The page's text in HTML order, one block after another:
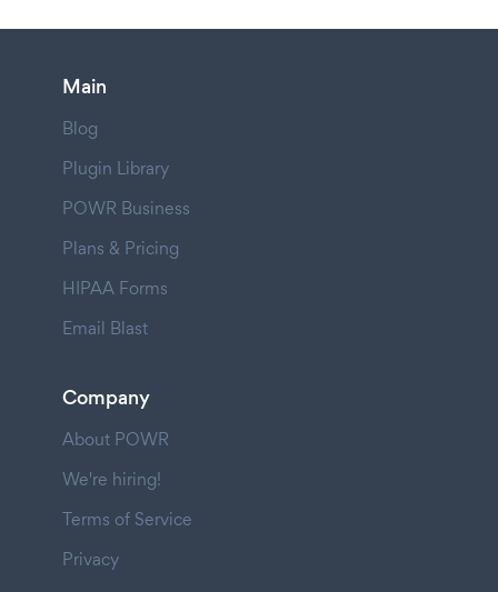
Main
Blog
Plugin Library
POWR Business
Plans & Pricing
HIPAA Forms
Email Blast
Company
About POWR
We're hiring!
Terms of Service
Privacy